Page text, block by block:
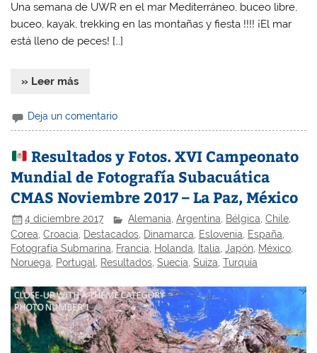
Una semana de UWR en el mar Mediterráneo, buceo libre,
buceo, kayak, trekking en las montañas y fiesta !!!! ¡El mar
está lleno de peces! […]
» Leer más
Deja un comentario
Resultados y Fotos. XVI Campeonato
Mundial de Fotografía Subacuática
CMAS Noviembre 2017 – La Paz, México
4 diciembre 2017 Alemania,Argentina, Bélgica,Chile,
Corea ,Croacia Destacados Dinamarca Eslovenia España
Fotografía Submarina
Francia Holanda Italia ,Japón México
Noruega
Portugal Resultados ,Suecia ,Suiza ,Turquía